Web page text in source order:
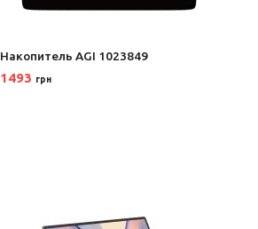
Накопитель AGI 1023849
1493 грн